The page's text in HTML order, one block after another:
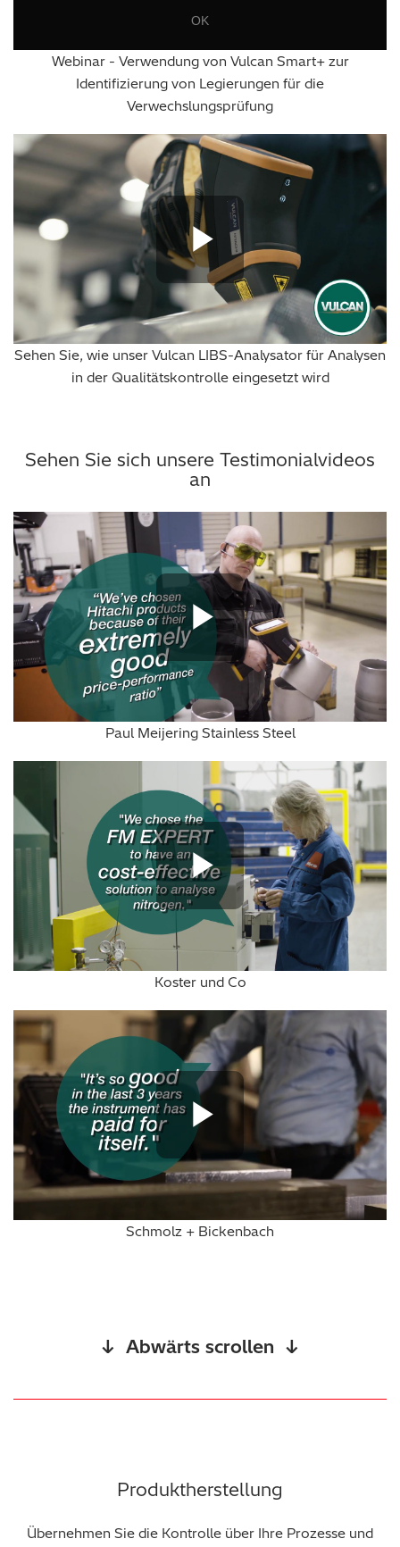
Webinar - Verwendung von Vulcan Smart+ zur
Identifizierung von Legierungen für die
Verwechslungsprüfung
Play
Sehen Sie, wie unser Vulcan LIBS-Analysator für Analysen
in der Qualitätskontrolle eingesetzt wird
Sehen Sie sich unsere Testimonialvideos
an
Play
Paul Meijering Stainless Steel
Play
Koster und Co
Play
Schmolz + Bickenbach
↓ Abwärts scrollen ↓
Produktherstellung
Übernehmen Sie die Kontrolle über Ihre Prozesse und